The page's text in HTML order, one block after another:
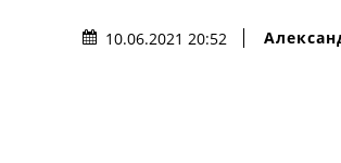
10.06.2021 20:52